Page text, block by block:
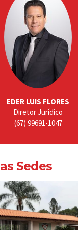
EDER LUIS FLORES
Diretor Jurídico
(67) 99691-1047
Sedes